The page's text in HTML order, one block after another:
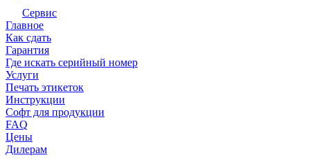
Сервис
Главное
Как сдать
Гарантия
Где искать серийный номер
Услуги
Печать этикеток
Инструкции
Софт для продукции
FAQ
Цены
Дилерам